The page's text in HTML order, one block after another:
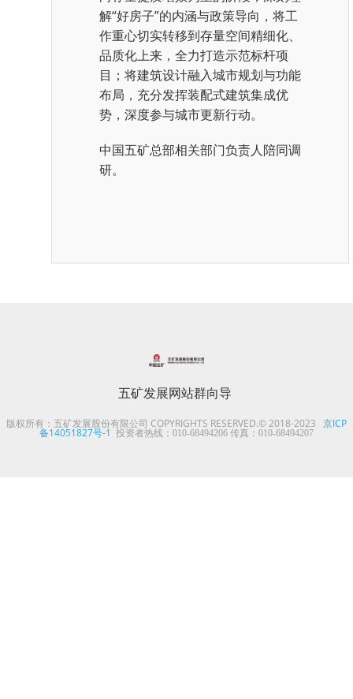
解“好房子”的内涵与政策导向，将工
作重心切实转移到存量空间精细化、
品质化上来，全力打造示范标杆项
目；将建筑设计融入城市规划与功能
布局，充分发挥装配式建筑集成优
势，深度参与城市更新行动。
中国五矿总部相关部门负责人陪同调
研。
五矿发展网站群向导
版权所有：五矿发展股份有限公司 COPYRIGHTS RESERVED.© 2018-2023 京ICP
备14051827号-1 投资者热线：010-68494206 传真：010-68494207